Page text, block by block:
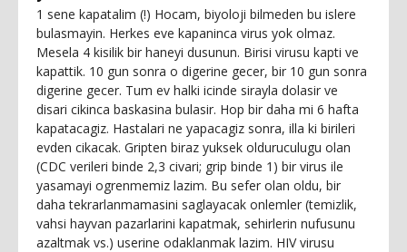
1 sene kapatalim (!) Hocam, biyoloji bilmeden bu islere
bulasmayin. Herkes eve kapaninca virus yok olmaz.
Mesela 4 kisilik bir haneyi dusunun. Birisi virusu kapti ve
kapattik. 10 gun sonra o digerine gecer, bir 10 gun sonra
digerine gecer. Tum ev halki icinde sirayla dolasir ve
disari cikinca baskasina bulasir. Hop bir daha mi 6 hafta
kapatacagiz. Hastalari ne yapacagiz sonra, illa ki birileri
evden cikacak. Gripten biraz yuksek olduruculugu olan
(CDC verileri binde 2,3 civari; grip binde 1) bir virus ile
yasamayi ogrenmemiz lazim. Bu sefer olan oldu, bir
daha tekrarlanmamasini saglayacak onlemler (temizlik,
vahsi hayvan pazarlarini kapatmak, sehirlerin nufusunu
azaltmak vs.) userine odaklanmak lazim. HIV virusu